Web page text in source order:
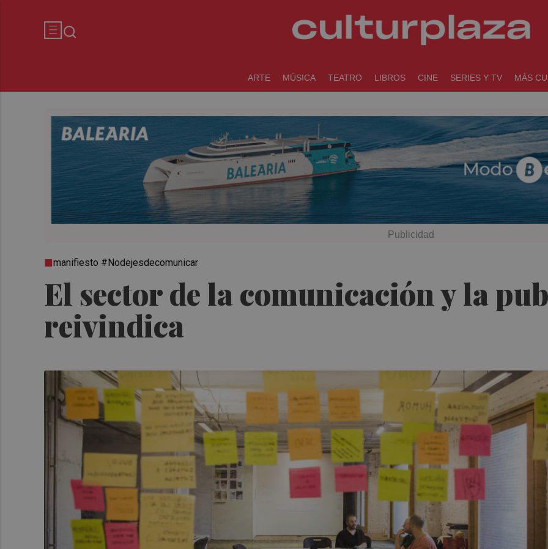
ARTE MÚSICA TEATRO LIBROS CINE SERIES Y TV MÁS
El sector de la comunicación y la
reivindica
manifiesto #Nodejesdecomunicar